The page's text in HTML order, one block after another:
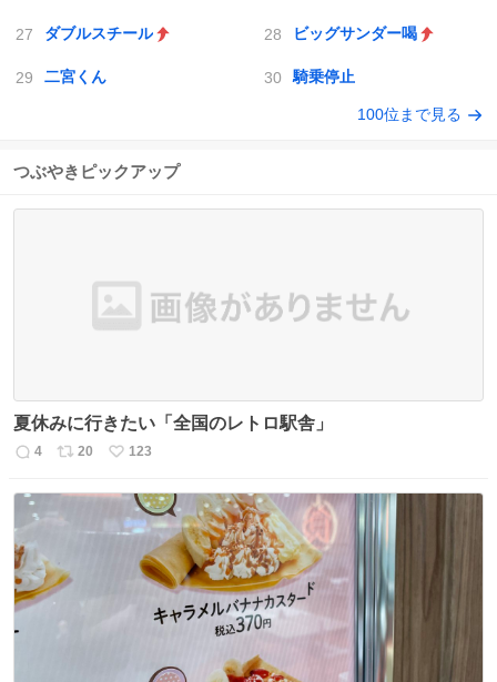
ダブルスチール ビッグサンダー喝
二宮くん 騎乗停止
100位まで見る
つぶやきピックアップ
夏休みに行きたい「全国のレトロ駅舎」
返
4
リ
20
い
数
123